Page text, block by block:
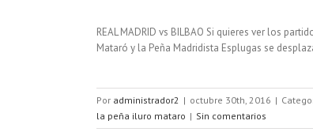
REAL MADRID vs BILBAO Si quieres ver los
Mataró y la Peña Madridista Esplugas se
Por administrador2 | octubre 30th, 2016 |
la peña iluro mataro | Sin comentarios